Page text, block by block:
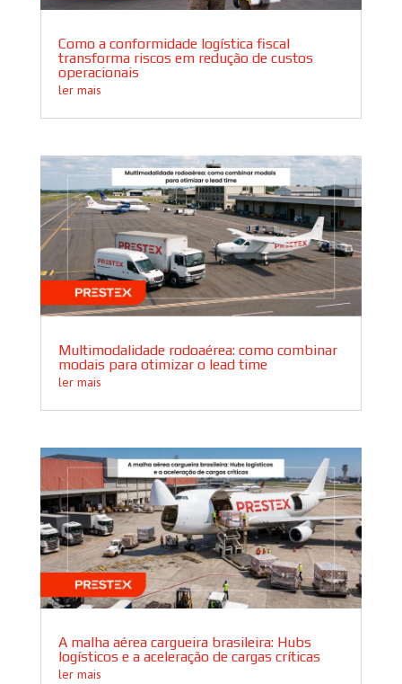
Como a conformidade logística fiscal
transforma riscos em redução de custos
operacionais
ler mais
Multimodalidade rodoaérea: como combinar
modais para otimizar o lead time
ler mais
A malha aérea cargueira brasileira: Hubs
logísticos e a aceleração de cargas críticas
ler mais